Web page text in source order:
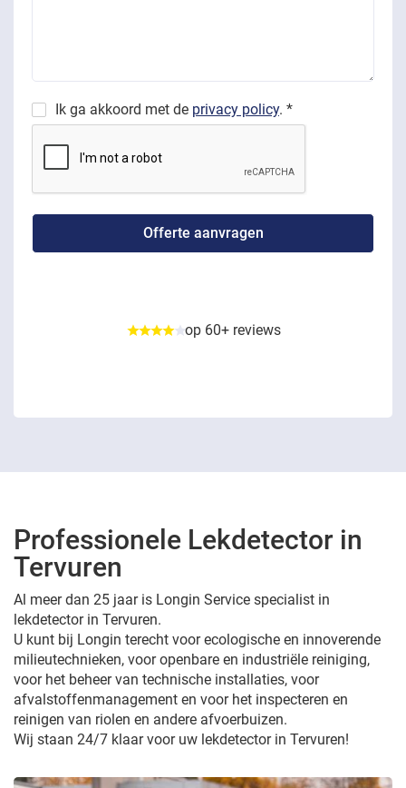
Ik ga akkoord met de privacy policy. *
op 60+ reviews
Professionele Lekdetector in
Tervuren
Al meer dan 25 jaar is Longin Service specialist in
lekdetector in Tervuren.
U kunt bij Longin terecht voor ecologische en innoverende
milieutechnieken, voor openbare en industriële reiniging,
voor het beheer van technische installaties, voor
afvalstoffenmanagement en voor het inspecteren en
reinigen van riolen en andere afvoerbuizen.
Wij staan 24/7 klaar voor uw lekdetector in Tervuren!